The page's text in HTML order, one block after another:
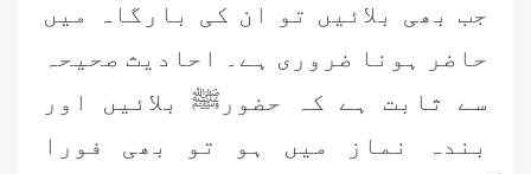
جب بھی بلائیں تو ان کی بارگاہ میں
حاضر ہونا ضروری ہے۔ احادیث صحیحہ
سے ثابت ہے کہ حضورﷺ بلائیں اور
بندہ نماز میں ہو تو بھی فورا